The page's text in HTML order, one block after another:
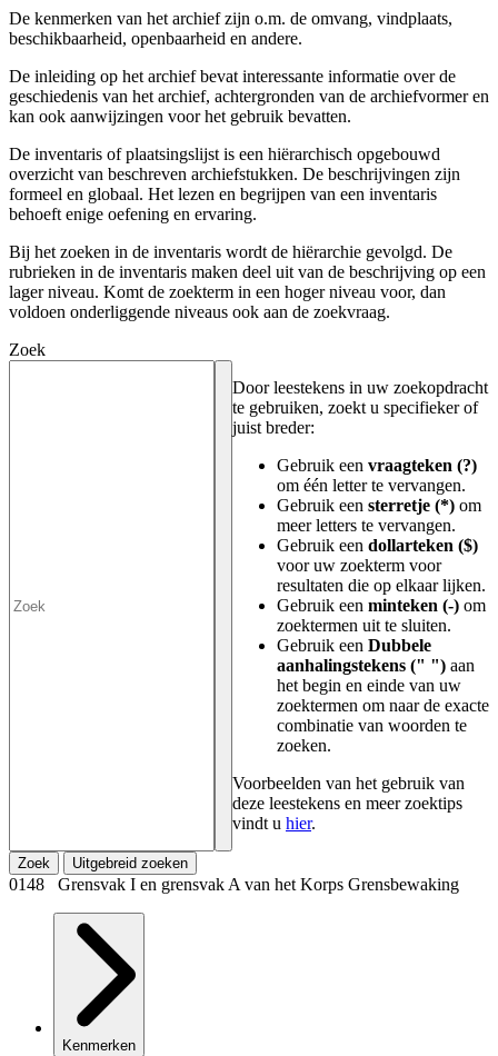
De kenmerken van het archief zijn o.m. de omvang, vindplaats,
beschikbaarheid, openbaarheid en andere.
De inleiding op het archief bevat interessante informatie over de
geschiedenis van het archief, achtergronden van de archiefvormer en
kan ook aanwijzingen voor het gebruik bevatten.
De inventaris of plaatsingslijst is een hiërarchisch opgebouwd
overzicht van beschreven archiefstukken. De beschrijvingen zijn
formeel en globaal. Het lezen en begrijpen van een inventaris
behoeft enige oefening en ervaring.
Bij het zoeken in de inventaris wordt de hiërarchie gevolgd. De
rubrieken in de inventaris maken deel uit van de beschrijving op een
lager niveau. Komt de zoekterm in een hoger niveau voor, dan
voldoen onderliggende niveaus ook aan de zoekvraag.
Zoek
Door leestekens in uw zoekopdracht
te gebruiken, zoekt u specifieker of
juist breder:
Gebruik een vraagteken (?)
om één letter te vervangen.
Gebruik een sterretje (*) om
meer letters te vervangen.
Gebruik een dollarteken ($)
voor uw zoekterm voor
resultaten die op elkaar lijken.
Gebruik een minteken (-) om
zoektermen uit te sluiten.
Gebruik een Dubbele
aanhalingstekens (" ") aan
het begin en einde van uw
zoektermen om naar de exacte
combinatie van woorden te
zoeken.
Voorbeelden van het gebruik van
deze leestekens en meer zoektips
vindt u hier.
Zoek Uitgebreid zoeken
0148 Grensvak I en grensvak A van het Korps Grensbewaking
Kenmerken